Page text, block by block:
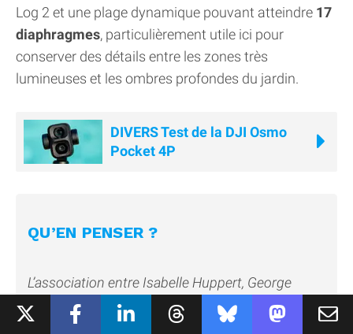
Log 2 et une plage dynamique pouvant atteindre 17
diaphragmes, particulièrement utile ici pour
conserver des détails entre les zones très
lumineuses et les ombres profondes du jardin.
DIVERS Test de la DJI Osmo
Pocket 4P
QU’EN PENSER ?
L’association entre Isabelle Huppert, George
Sand, Li Qingzhao et une caméra de poche
pouvait paraître assez improbable sur le papier.